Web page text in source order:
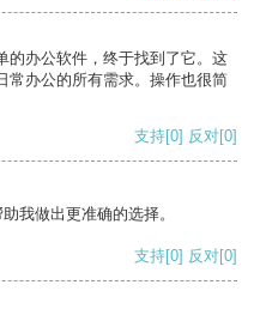
的办公软件，终于找到了它。这
常办公的所有需求。操作也很简
支持[0] 反对[0]
我做出更准确的选择。
支持[0] 反对[0]